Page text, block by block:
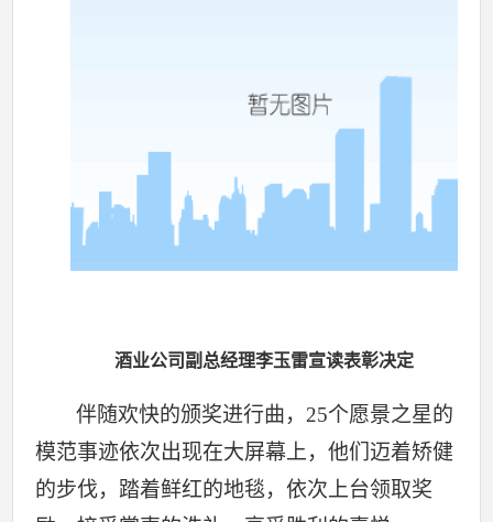
酒业公司副总经理李玉雷宣读表彰决定
伴随欢快的颁奖进行曲，25个愿景之星的
模范事迹依次出现在大屏幕上，他们迈着矫健
的步伐，踏着鲜红的地毯，依次上台领取奖